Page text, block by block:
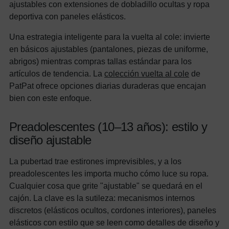
ajustables con extensiones de dobladillo ocultas y ropa
deportiva con paneles elásticos.
Una estrategia inteligente para la vuelta al cole: invierte
en básicos ajustables (pantalones, piezas de uniforme,
abrigos) mientras compras tallas estándar para los
artículos de tendencia. La colección vuelta al cole de
PatPat ofrece opciones diarias duraderas que encajan
bien con este enfoque.
Preadolescentes (10–13 años): estilo y
diseño ajustable
La pubertad trae estirones imprevisibles, y a los
preadolescentes les importa mucho cómo luce su ropa.
Cualquier cosa que grite "ajustable" se quedará en el
cajón. La clave es la sutileza: mecanismos internos
discretos (elásticos ocultos, cordones interiores), paneles
elásticos con estilo que se leen como detalles de diseño y